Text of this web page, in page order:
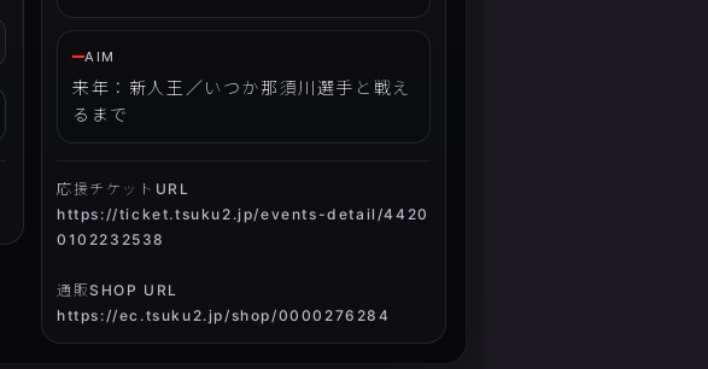
AIM
来年：新人王／いつか那須川選手と戦え
るまで
応援チケットURL
https://ticket.tsuku2.jp/events-detail/4420
0102232538
通販SHOP URL
https://ec.tsuku2.jp/shop/0000276284